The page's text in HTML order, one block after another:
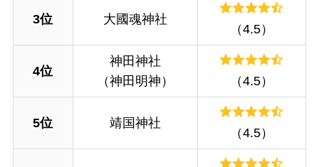
3位 大國魂神社
（4.5）
4位
神田神社
（神田明神）
（4.5）
5位 靖国神社
（4.5）